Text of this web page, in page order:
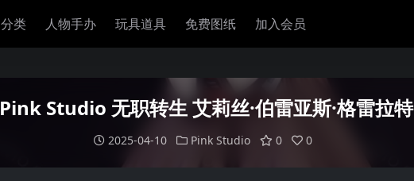
分类 人物手办 玩具道具 免费图纸 加入会员
Pink Studio 无职转生 艾莉丝·伯雷亚斯·格雷拉特
2025-04-10 Pink Studio 0 0